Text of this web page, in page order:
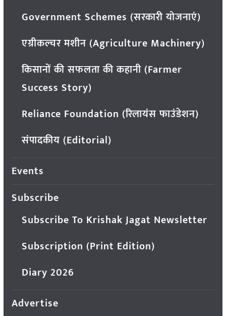
Government Schemes (सरकारी योजनाएं)
एग्रीकल्चर मशीन (Agriculture Machinery)
किसानों की सफलता की कहानी (Farmer
Success Story)
Reliance Foundation (रिलायंस फाउंडेशन)
संपादकीय (Editorial)
Events
Subscribe
Subscribe To Krishak Jagat Newsletter
Subscription (Print Edition)
Diary 2026
Advertise